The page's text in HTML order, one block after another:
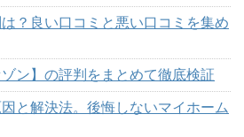
？良い口コミと悪い口コミを集め
ン】の評判をまとめて徹底検証
と解決法。後悔しないマイホーム